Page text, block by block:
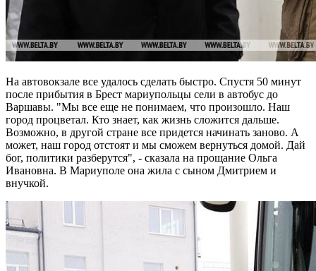
На автовокзале все удалось сделать быстро. Спустя 50 минут
после прибытия в Брест мариупольцы сели в автобус до
Варшавы. "Мы все еще не понимаем, что произошло. Наш
город процветал. Кто знает, как жизнь сложится дальше.
Возможно, в другой стране все придется начинать заново. А
может, наш город отстоят и мы сможем вернуться домой. Дай
бог, политики разберутся", - сказала на прощание Ольга
Ивановна. В Мариуполе она жила с сыном Дмитрием и
внучкой.